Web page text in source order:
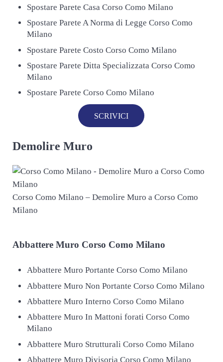
Spostare Parete Casa Corso Como Milano
Spostare Parete A Norma di Legge Corso Como
Milano
Spostare Parete Costo Corso Como Milano
Spostare Parete Ditta Specializzata Corso Como
Milano
Spostare Parete Corso Como Milano
SCRIVICI
Demolire Muro
Corso Como Milano – Demolire Muro a Corso Como
Milano
AbbattereMuro Corso Como Milano
Abbattere Muro Portante Corso Como Milano
Abbattere Muro Non Portante Corso Como Milano
Abbattere Muro Interno Corso Como Milano
Abbattere Muro In Mattoni forati Corso Como
Milano
Abbattere Muro Strutturali Corso Como Milano
Abbattere Muro Divisoria Corso Como Milano